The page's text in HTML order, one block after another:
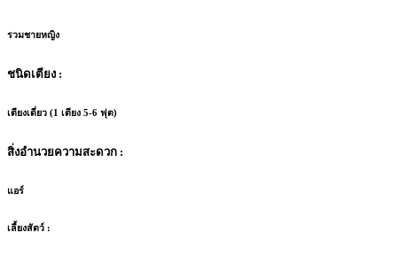
รวมชายหญิง
ชนิดเตียง :
เตียงเดี่ยว (1 เตียง 5-6 ฟุต)
สิ่งอำนวยความสะดวก :
แอร์
เลี้ยงสัตว์ :